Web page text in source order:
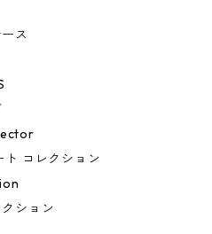
ス
ト コレクション
ション